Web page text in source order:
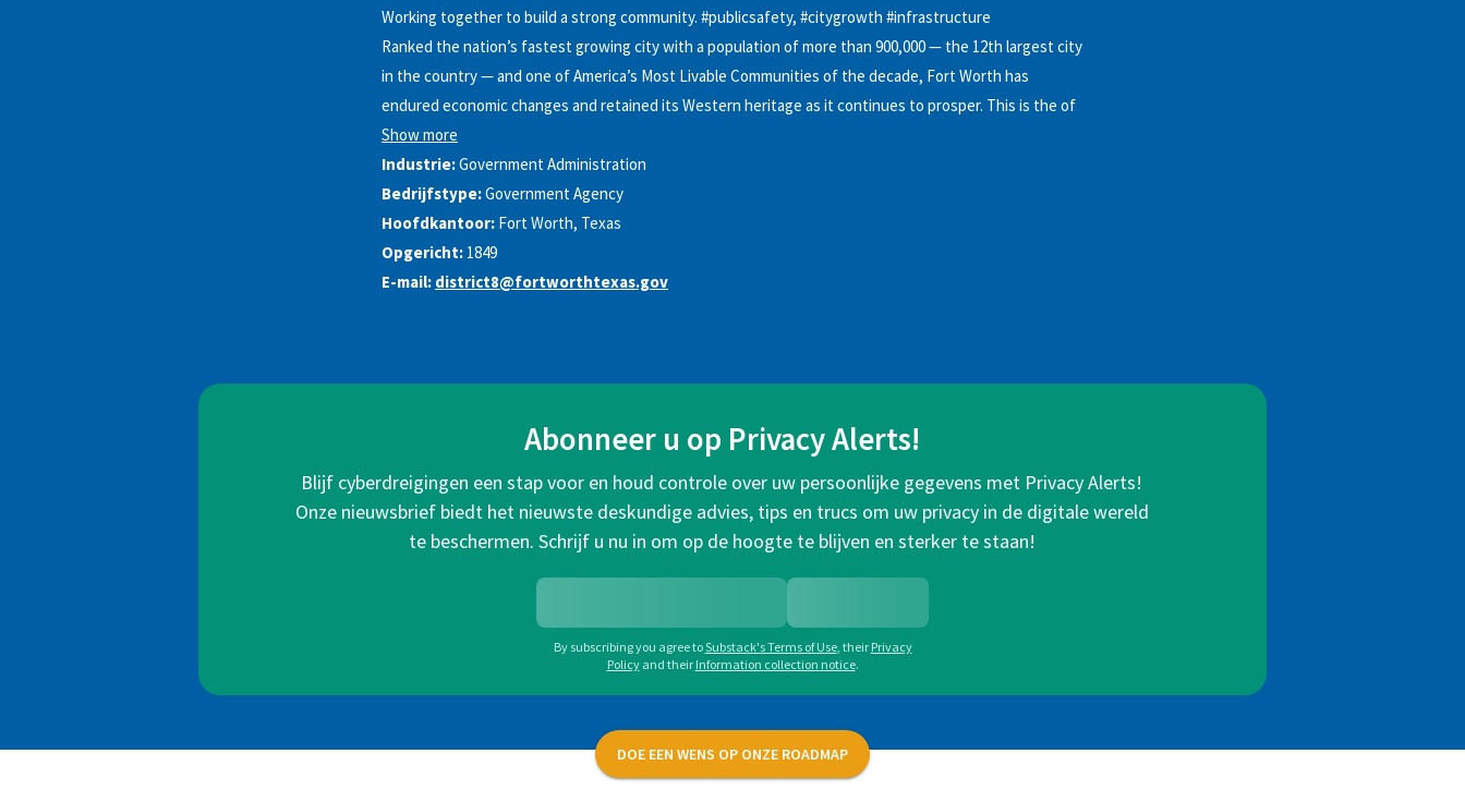
Working together to build a strong community. #publicsafety, #citygrowth #infrastructure
Ranked the nation’s fastest growing city with a population of more than 900,000 — the 12th largest city
in the country — and one of America’s Most Livable Communities of the decade, Fort Worth has
endured economic changes and retained its Western heritage as it continues to prosper. This is the of
Show more
Industrie:Government Administration
Bedrijfstype:Government Agency
Hoofdkantoor: Fort Worth, Texas
Opgericht: 1849
E-mail: district8@fortworthtexas.gov
Abonneer u op Privacy Alerts!
Blijf cyberdreigingen een stap voor en houd controle over uw persoonlijke gegevens met Privacy Alerts!
Onze nieuwsbrief biedt het nieuwste deskundige advies, tips en trucs om uw privacy in de digitale wereld
te beschermen. Schrijf u nu in om op de hoogte te blijven en sterker te staan!
By subscribing you agree toSubstack's Terms of Use, their Privacy
Policy and their Information collection notice.
DOE EEN WENS OP ONZE ROADMAP